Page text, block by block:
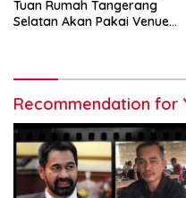
Tuan Rumah Tangerang
Selatan Akan Pakai Venue
Recommendation for